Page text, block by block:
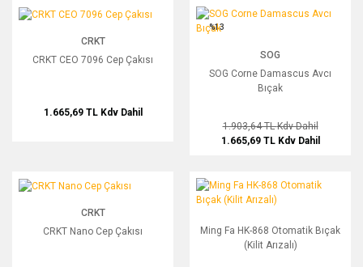
CRKT CEO 7096 Cep Çakısı
CRKT
CRKT CEO 7096 Cep Çakısı
1.665,69 TL Kdv Dahil
SOG Corne Damascus Avcı Bıçak
%13
SOG
SOG Corne Damascus Avcı
Bıçak
1.903,64 TLKdv Dahil
1.665,69 TL Kdv Dahil
CRKT Nano Cep Çakısı
CRKT
CRKT Nano Cep Çakısı
Ming Fa HK-868 Otomatik Bıçak (Kilit
Ming Fa HK-868 Otomatik Bıçak
(Kilit Arızalı)